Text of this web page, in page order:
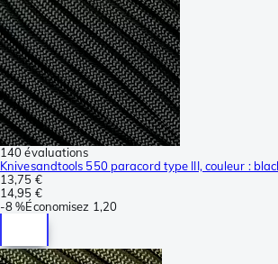
140 évaluations
Knivesandtools 550 paracord type III, couleur :
13,75 €
14,95 €
-8 %Économisez 1,20